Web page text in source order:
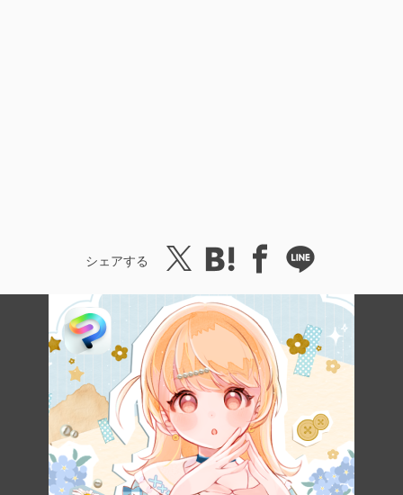
シェアする